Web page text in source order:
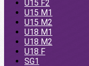
U15 F2
U15 M1
U15 M2
U18 M1
U18 M2
U18 F
SG1